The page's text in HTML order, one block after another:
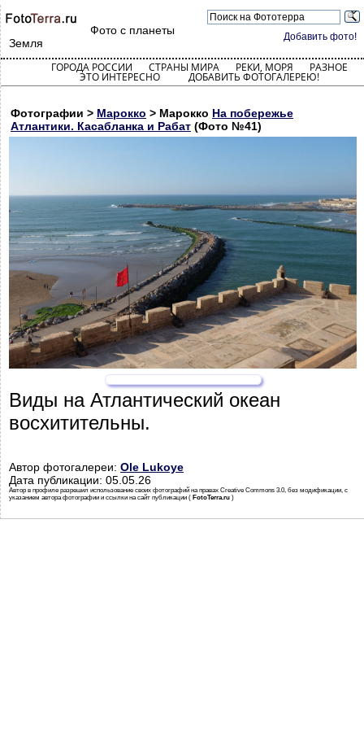
Добавить фото!
Фото с планеты
Земля
ГОРОДА РОССИИ СТРАНЫ МИРА РЕКИ, МОРЯ РАЗНОЕ
ЭТО ИНТЕРЕСНО ДОБАВИТЬ ФОТОГАЛЕРЕЮ!
Фотографии > Марокко > Марокко На побережье
Атлантики. Касабланка и Рабат (Фото №41)
Виды на Атлантический океан
восхитительны.
Автор фотогалереи: Ole Lukoye
Дата публикации: 05.05.26
Автор в профиле разрешил использование своих фотографий на правах Creative Commons 3.0, без модификации, с
указанием автора фотографии и ссылки на сайт публикации ( FotoTerra.ru )